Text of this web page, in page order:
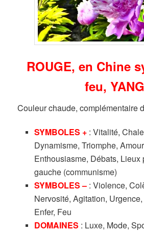
ROUGE, en Chine
feu, YANG
Couleur chaude, complémentaire
SYMBOLES +: Vitalité,
Dynamisme, Triomphe,
Enthousiasme, Débats,
gauche (communisme)
SYMBOLES –: Violence,
Nervosité, Agitation,
Enfer, Feu
DOMAINES : Luxe, Mode,